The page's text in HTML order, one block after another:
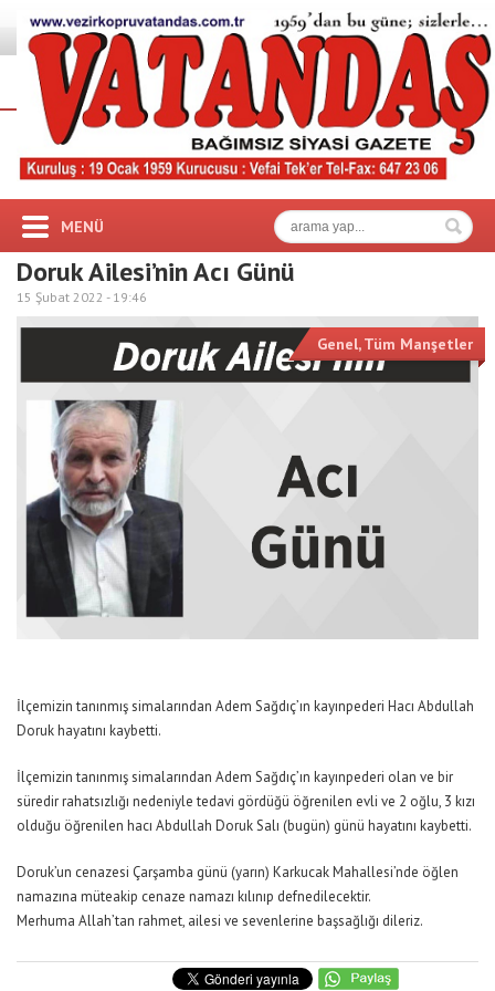
MENÜ
Doruk Ailesi’nin Acı Günü
15 Şubat 2022 - 19:46
Genel,Tüm Manşetler
İlçemizin tanınmış simalarından Adem Sağdıç’ın kayınpederi Hacı Abdullah
Doruk hayatını kaybetti.
İlçemizin tanınmış simalarından Adem Sağdıç’ın kayınpederi olan ve bir
süredir rahatsızlığı nedeniyle tedavi gördüğü öğrenilen evli ve 2 oğlu, 3 kızı
olduğu öğrenilen hacı Abdullah Doruk Salı (bugün) günü hayatını kaybetti.
Doruk’un cenazesi Çarşamba günü (yarın) Karkucak Mahallesi’nde öğlen
namazına müteakip cenaze namazı kılınıp defnedilecektir.
Merhuma Allah’tan rahmet, ailesi ve sevenlerine başsağlığı dileriz.